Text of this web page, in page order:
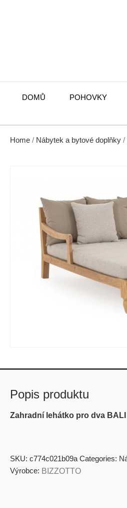
DOMŮ POHOVKY
Home / Nábytek a bytové doplňky /
Popis produktu
Zahradní lehátko pro dva BALI
SKU: c774c021b09a Categories:
Výrobce: BIZZOTTO